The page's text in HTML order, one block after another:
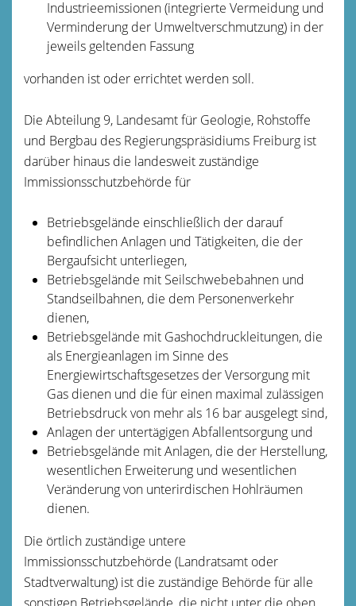
Industrieemissionen (integrierte Vermeidung und
Verminderung der Umweltverschmutzung) in der
jeweils geltenden Fassung
vorhanden ist oder errichtet werden soll.
Die Abteilung 9, Landesamt für Geologie, Rohstoffe
und Bergbau des Regierungspräsidiums Freiburg ist
darüber hinaus die landesweit zuständige
Immissionsschutzbehörde für
Betriebsgelände einschließlich der darauf
befindlichen Anlagen und Tätigkeiten, die der
Bergaufsicht unterliegen,
Betriebsgelände mit Seilschwebebahnen und
Standseilbahnen, die dem Personenverkehr
dienen,
Betriebsgelände mit Gashochdruckleitungen, die
als Energieanlagen im Sinne des
Energiewirtschaftsgesetzes der Versorgung mit
Gas dienen und die für einen maximal zulässigen
Betriebsdruck von mehr als 16 bar ausgelegt sind,
Anlagen der untertägigen Abfallentsorgung und
Betriebsgelände mit Anlagen, die der Herstellung,
wesentlichen Erweiterung und wesentlichen
Veränderung von unterirdischen Hohlräumen
dienen.
Die örtlich zuständige untere
Immissionsschutzbehörde (Landratsamt oder
Stadtverwaltung) ist die zuständige Behörde für alle